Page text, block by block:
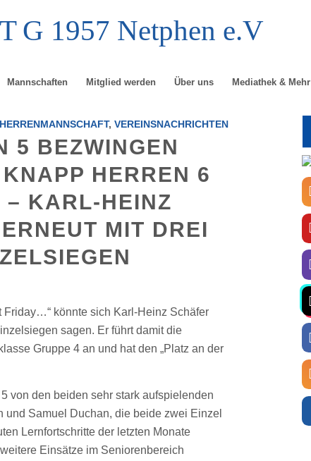
G 1957 Netphen e.V
Mannschaften Mitglied werden Über uns Mediathek & Mehr
,VEREINSNACHRICHTEN
5 BEZWINGEN
HERREN 6
– KARL-HEINZ
MIT DREI
Friday…“ könnte sich Karl-Heinz Schäfer
sagen. Er führt damit die
Gruppe 4 an und hat den „Platz an der
von den beiden sehr stark aufspielenden
Samuel Duchan, die beide zwei Einzel
Lernfortschritte der letzten Monate
Einsätze im Seniorenbereich